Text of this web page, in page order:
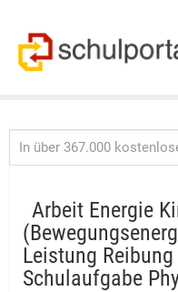
Arbeit Energie
Leistung
Schulaufgabe